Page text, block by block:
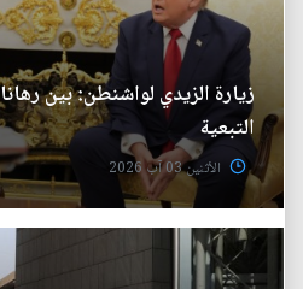
زيارة الزيدي لواشنطن: بين
التبعية
الأثنين 03 آب 2026